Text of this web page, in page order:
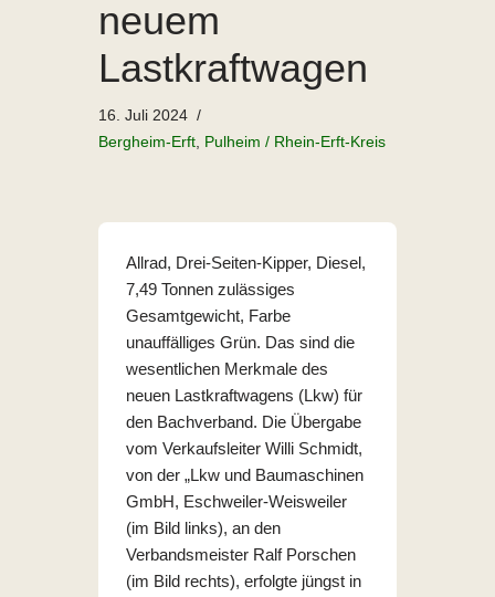
neuem
Lastkraftwagen
16. Juli 2024
Bergheim-Erft, Pulheim / Rhein-Erft-Kreis
Allrad, Drei-Seiten-Kipper, Diesel,
7,49 Tonnen zulässiges
Gesamtgewicht, Farbe
unauffälliges Grün. Das sind die
wesentlichen Merkmale des
neuen Lastkraftwagens (Lkw) für
den Bachverband. Die Übergabe
vom Verkaufsleiter Willi Schmidt,
von der „Lkw und Baumaschinen
GmbH, Eschweiler-Weisweiler
(im Bild links), an den
Verbandsmeister Ralf Porschen
(im Bild rechts), erfolgte jüngst in